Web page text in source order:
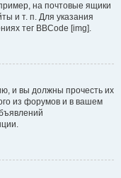
на почтовые ящики
и т. п. Для указания
тег BBCode [img].
и вы должны прочесть их
из форумов и в вашем